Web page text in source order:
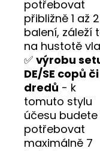
potřebovat
přibližně 1 až 2
balení, záleží
na hustotě
✅ výrobu
DE/SE copů či
dredů - k
tomuto stylu
účesu budete
potřebovat
maximálně 7